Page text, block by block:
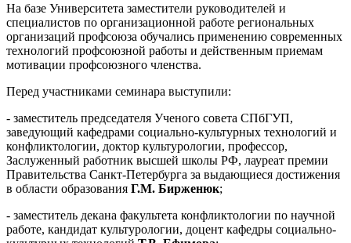
На базе Университета заместители руководителей и
специалистов по организационной работе региональных
организаций профсоюза обучались применению современных
технологий профсоюзной работы и действенным приемам
мотивации профсоюзного членства.
Перед участниками семинара выступили:
- заместитель председателя Ученого совета СПбГУП,
заведующий кафедрами социально-культурных технологий и
конфликтологии, доктор культурологии, профессор,
Заслуженный работник высшей школы РФ, лауреат премии
Правительства Санкт-Петербурга за выдающиеся достижения
в области образования Г.М. Бирженюк;
- заместитель декана факультета конфликтологии по научной
работе, кандидат культурологии, доцент кафедры социально-